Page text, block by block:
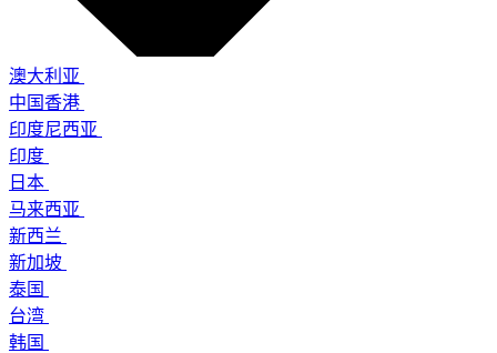
澳大利亚
中国香港
印度尼西亚
印度
日本
马来西亚
新西兰
新加坡
泰国
台湾
韩国